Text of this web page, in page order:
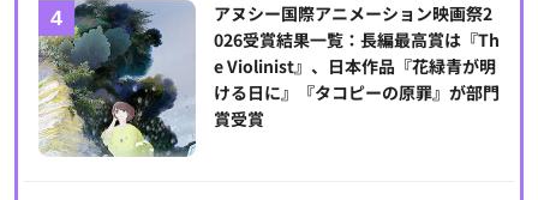
アヌシー国際アニメーション映画祭2
026受賞結果一覧：長編最高賞は『Th
e Violinist』、日本作品『花緑青が明
ける日に』『タコピーの原罪』が部門
賞受賞